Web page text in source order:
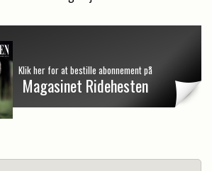
Klik her for at bestille abonnement på
Magasinet Ridehesten